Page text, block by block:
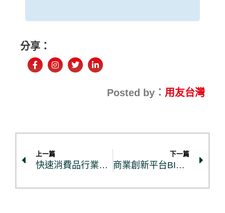
分享：
Posted by： 用友台灣
上一篇
快速消費品行業解決方案
下一篇
商業創新平台BIP白皮書